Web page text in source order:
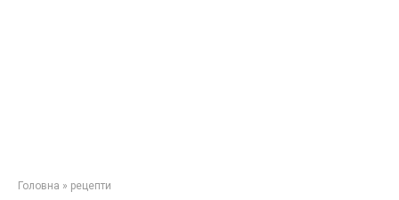
Головна » рецепти